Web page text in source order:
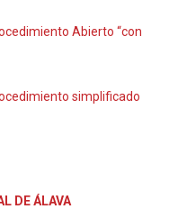
Abierto “con
simplificado
DE ÁLAVA